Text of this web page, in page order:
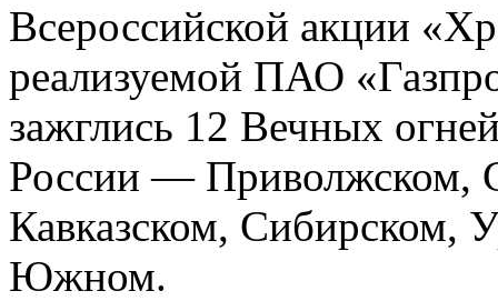
Всероссийской акции
реализуемой ПАО
зажглись 12 Вечных
России — Приволжском,
Кавказском, Сибирском,
Южном.